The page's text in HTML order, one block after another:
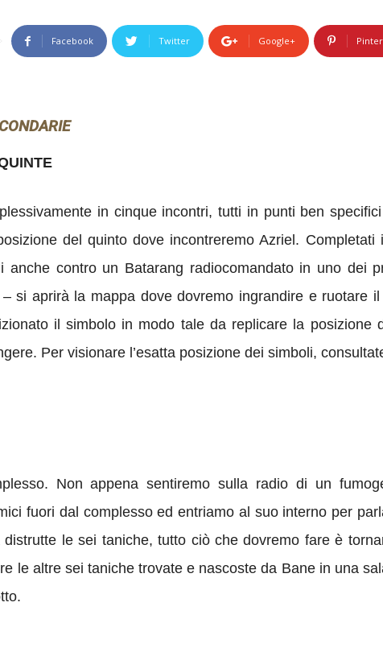
Facebook Twitter Google+
in cinque incontri, tutti in punti ben
del quinto dove incontreremo Azriel.
anche contro un Batarang radiocomandato in uno dei
– si aprirà la mappa dove dovremo ingrandire e
il simbolo in modo tale da replicare la posizione
Per visionare l’esatta posizione dei simboli,
Non appena sentiremo sulla radio di un
fuori dal complesso ed entriamo al suo interno per
le sei taniche, tutto ciò che dovremo fare è
le altre sei taniche trovate e nascoste da Bane in una